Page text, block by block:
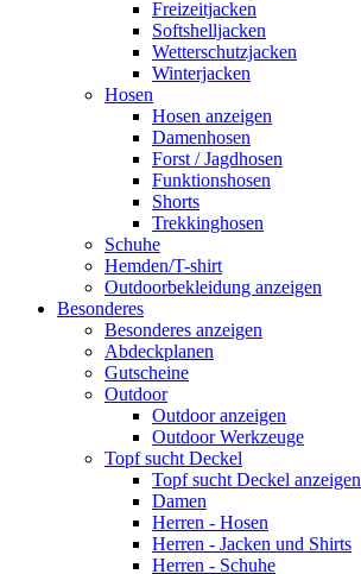
Freizeitjacken
Softshelljacken
Wetterschutzjacken
Winterjacken
Hosen
Hosen anzeigen
Damenhosen
Forst / Jagdhosen
Funktionshosen
Shorts
Trekkinghosen
Schuhe
Hemden/T-shirt
Outdoorbekleidung anzeigen
Besonderes
Besonderes anzeigen
Abdeckplanen
Gutscheine
Outdoor
Outdoor anzeigen
Outdoor Werkzeuge
Topf sucht Deckel
Topf sucht Deckel anzeigen
Damen
Herren - Hosen
Herren - Jacken und Shirts
Herren - Schuhe